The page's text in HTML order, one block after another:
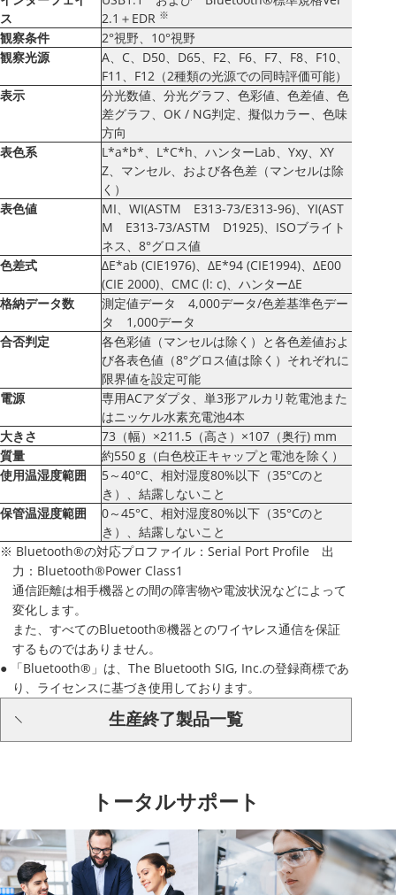
ス
2.1＋EDR ※
観察条件
2°視野、10°視野
観察光源
A、C、D50、D65、F2、F6、F7、F8、F10、
F11、F12（2種類の光源での同時評価可能）
表示
分光数値、分光グラフ、色彩値、色差値、色
差グラフ、OK / NG判定、擬似カラー、色味
方向
表色系
L*a*b*、L*C*h、ハンターLab、Yxy、XY
Z、マンセル、および各色差（マンセルは除
く）
表色値
MI、WI(ASTM E313-73/E313-96)、YI(AST
M E313-73/ASTM D1925)、ISOブライト
ネス、8°グロス値
色差式
ΔE*ab (CIE1976)、ΔE*94 (CIE1994)、ΔE00
(CIE 2000)、CMC (l: c)、ハンターΔE
格納データ数
測定値データ 4,000データ/色差基準色デー
タ 1,000データ
合否判定
各色彩値（マンセルは除く）と各色差値およ
び各表色値（8°グロス値は除く）それぞれに
限界値を設定可能
電源
専用ACアダプタ、単3形アルカリ乾電池また
はニッケル水素充電池4本
大きさ
73（幅）×211.5（高さ）×107（奥行) mm
質量
約550 g（白色校正キャップと電池を除く）
使用温湿度範囲
5～40°C、相対湿度80%以下（35°Cのと
き）、結露しないこと
保管温湿度範囲
0～45°C、相対湿度80%以下（35°Cのと
き）、結露しないこと
※ Bluetooth®の対応プロファイル：Serial Port Profile 出
力：Bluetooth®Power Class1
通信距離は相手機器との間の障害物や電波状況などによって
変化します。
また、すべてのBluetooth®機器とのワイヤレス通信を保証
するものではありません。
● 「Bluetooth®」は、The Bluetooth SIG, Inc.の登録商標であ
り、ライセンスに基づき使用しております。
生産終了製品一覧
トータルサポート